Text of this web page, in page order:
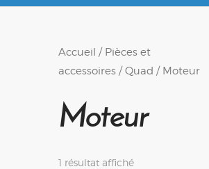
Accueil / Pièces et
accessoires /Quad / Moteur
Moteur
1 résultat affiché